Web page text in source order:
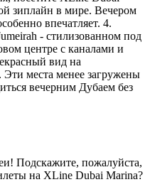
зиплайн в мире. Вечером
впечатляет. 4.
- стилизованном под
центре с каналами и
вид на
места менее загружены
вечерним Дубаем без
Подскажите, пожалуйста,
на XLine Dubai Marina?